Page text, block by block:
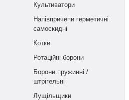
Культиватори
Напівпричепи герметичні
самоскидні
Котки
Ротаційні борони
Борони пружинні /
штрігельні
Лущільщики